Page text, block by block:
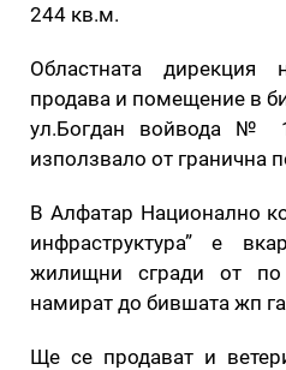
244 кв.м.
Областната
продава и помещение в
ул.Богдан войвода №
използвало от гранична
В Алфатар Национално
инфраструктура” е
жилищни сгради от
намират до бившата жп
Ще се продават и